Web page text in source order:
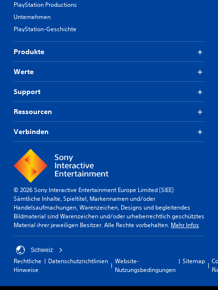
PlayStation Productions
Unternehmen
PlayStation-Geschichte
Produkte
Werte
Support
Ressourcen
Verbinden
© 2026 Sony Interactive Entertainment Europe Limited (SIEE)
Sämtliche Inhalte, Spieltitel, Markennamen und/oder
Handelsaufmachungen, Warenzeichen, Designs und begleitendes
Bildmaterial sind Warenzeichen und/oder urheberrechtlich geschütztes
Material ihrer jeweiligen Besitzer. Alle Rechte vorbehalten. Mehr Infos
Schweiz
Rechtliche
Hinweise
Datenschutzrichtlinien
Website-
Nutzungsbedingungen
Sitemap